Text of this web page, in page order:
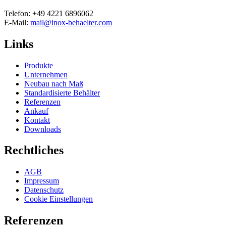
Telefon: +49 4221 6896062
E-Mail: mail@inox-behaelter.com
Links
Produkte
Unternehmen
Neubau nach Maß
Standardisierte Behälter
Referenzen
Ankauf
Kontakt
Downloads
Rechtliches
AGB
Impressum
Datenschutz
Cookie Einstellungen
Referenzen